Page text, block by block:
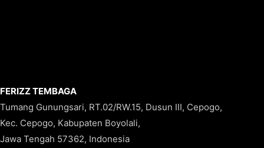
FERIZZ TEMBAGA
Tumang Gunungsari, RT.02/RW.15, Dusun III, Cepogo,
Kec. Cepogo, Kabupaten Boyolali,
Jawa Tengah 57362, Indonesia